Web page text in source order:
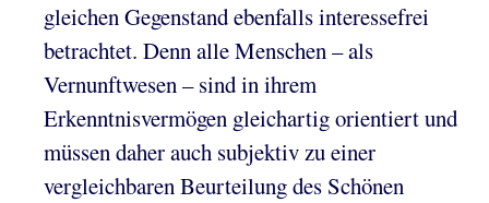
gleichen Gegenstand ebenfalls interessefrei
betrachtet. Denn alle Menschen – als
Vernunftwesen – sind in ihrem
Erkenntnisvermögen gleichartig orientiert und
müssen daher auch subjektiv zu einer
vergleichbaren Beurteilung des Schönen